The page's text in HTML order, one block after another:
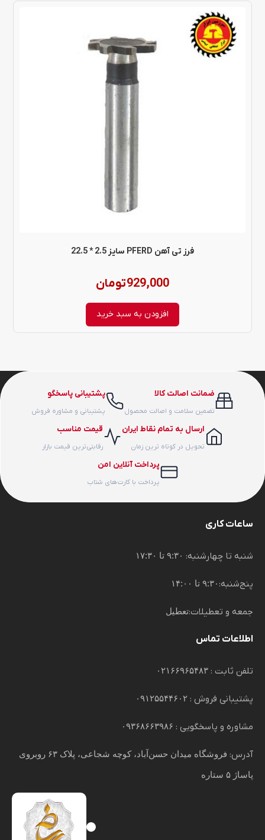
فرز تی آهن PFERD سایز 2.5 * 22.5
929,000تومان
افزودن به سبد خرید
ضمانت اصالت کالا
تضمین سلامت و اصالت محصول
پشتیبانی پاسخگو
پشتیبانی و مشاوره فروش
ارسال به تمام نقاط ایران
تحویل در کوتاه ترین زمان
قیمت مناسب
رقابتی‌ترین قیمت بازار
پرداخت آنلاین امن
پرداخت با کارت‌های شتاب
ساعات کاری
شنبه تا چهارشنبه: ۹:۳۰ تا ۱۷:۳۰
پنج‌شنبه: ۹:۳۰ تا ۱۴:۰۰
جمعه و تعطیلات:تعطیل
اطلاعات تماس
تلفن ثابت : ۰۲۱۶۶۹۶۵۴۸۳
پشتیبانی فروش : ۰۹۱۲۵۵۴۴۶۰۲
مشاوره و پاسخگویی : ۰۹۳۶۸۶۶۳۹۸۶
آدرس: فروشگاه میدان حسن‌آباد، کوچه شجاعی، پلاک ۶۳ روبروی
پاساژ ۵ ستاره